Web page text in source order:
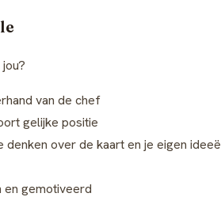
van de chef
gelijke positie
denken over de kaart en je eigen
gemotiveerd